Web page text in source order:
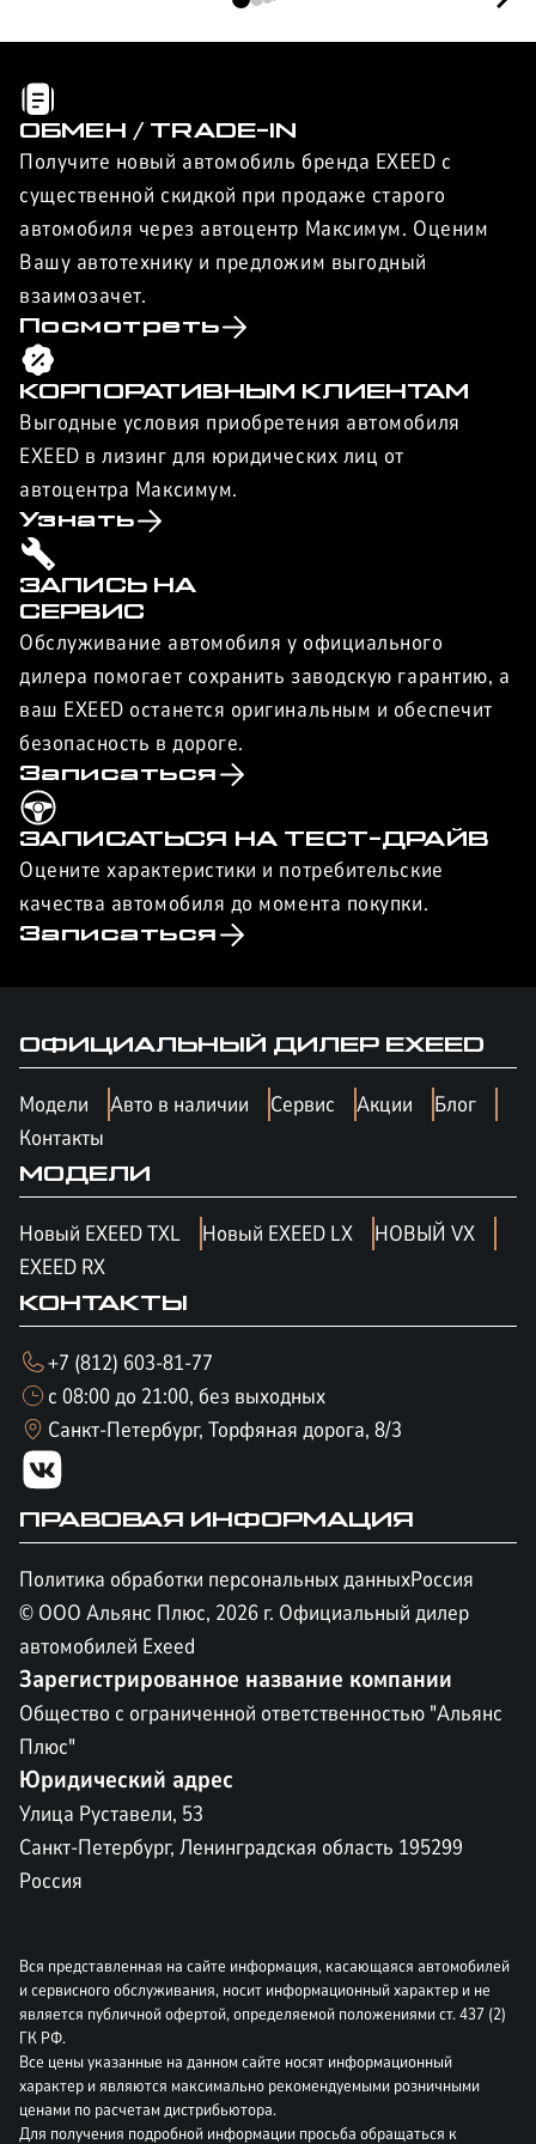
ОБМЕН / TRADE-IN
Получите новый автомобиль бренда EXEED с
существенной скидкой при продаже старого
автомобиля через автоцентр Максимум. Оценим
Вашу автотехнику и предложим выгодный
взаимозачет.
Посмотреть
КОРПОРАТИВНЫМ КЛИЕНТАМ
Выгодные условия приобретения автомобиля
EXEED в лизинг для юридических лиц от
автоцентра Максимум.
Узнать
ЗАПИСЬ НА
СЕРВИС
Обслуживание автомобиля у официального
дилера помогает сохранить заводскую гарантию, а
ваш EXEED останется оригинальным и обеспечит
безопасность в дороге.
Записаться
ЗАПИСАТЬСЯ НА ТЕСТ-ДРАЙВ
Оцените характеристики и потребительские
качества автомобиля до момента покупки.
Записаться
ОФИЦИАЛЬНЫЙ ДИЛЕР EXEED
Модели Авто в наличии Сервис Акции
Блог
Контакты
МОДЕЛИ
Новый EXEED TXL Новый EXEED LX
НОВЫЙ VX
EXEED RX
КОНТАКТЫ
+7 (812) 603-81-77
с 08:00 до 21:00, без выходных
Санкт-Петербург, Торфяная дорога, 8/3
ПРАВОВАЯ ИНФОРМАЦИЯ
Политика обработки персональных данныхРоссия
© ООО Альянс Плюс, 2026 г. Официальный дилер
автомобилей Exeed
Зарегистрированное название компании
Общество с ограниченной ответственностью "Альянс
Плюс"
Юридический адрес
Улица Руставели, 53
Санкт-Петербург, Ленинградская область 195299
Россия
Вся представленная на сайте информация, касающаяся автомобилей
и сервисного обслуживания, носит информационный характер и не
является публичной офертой, определяемой положениями ст. 437 (2)
ГК РФ.
Все цены указанные на данном сайте носят информационный
характер и являются максимально рекомендуемыми розничными
ценами по расчетам дистрибьютора.
Для получения подробной информации просьба обращаться к